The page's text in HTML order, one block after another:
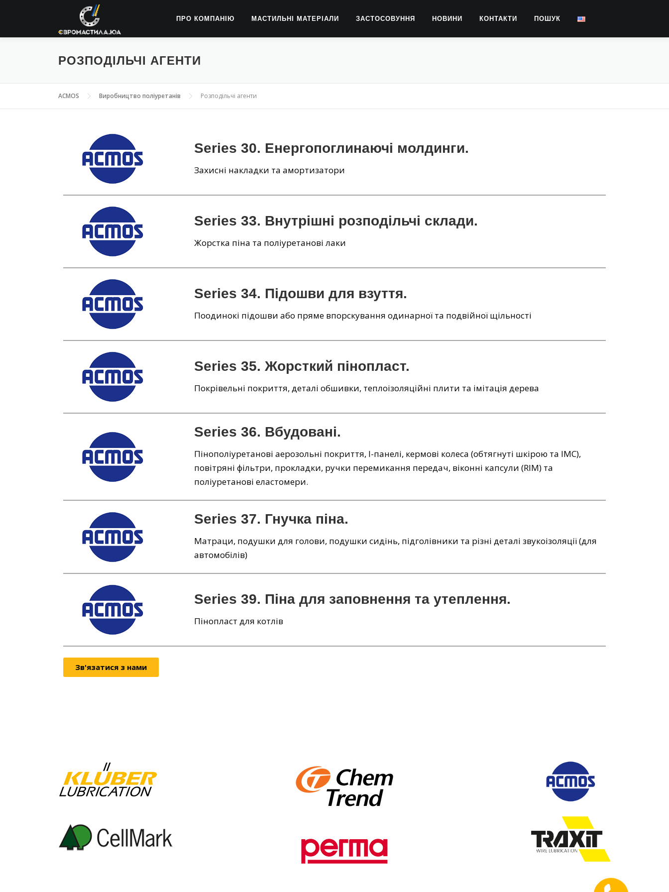
ПРО КОМПАНІЮ МАСТИЛЬНІ МАТЕРІАЛИ ЗАСТОСОВУННЯ НОВИНИ КОНТАКТИ ПОШУК
РОЗПОДІЛЬЧІ АГЕНТИ
ACMOS Виробництво поліуретанів Розподільчі агенти
Series 30. Енергопоглинаючі молдинги.
Захисні накладки та амортизатори
Series 33. Внутрішні розподільчі склади.
Жорстка піна та поліуретанові лаки
Series 34. Підошви для взуття.
Поодинокі підошви або пряме впорскування одинарної та подвійної щільності
Series 35. Жорсткий пінопласт.
Покрівельні покриття, деталі обшивки, теплоізоляційні плити та імітація дерева
Series 36. Вбудовані.
Пінополіуретанові аерозольні покриття, I-панелі, кермові колеса (обтягнуті шкірою та IMC),
повітряні фільтри, прокладки, ручки перемикання передач, віконні капсули (RIM) та
поліуретанові еластомери.
Series 37. Гнучка піна.
Матраци, подушки для голови, подушки сидінь, підголівники та різні деталі звукоізоляції (для
автомобілів)
Series 39. Піна для заповнення та утеплення.
Пінопласт для котлів
Зв'язатися з нами